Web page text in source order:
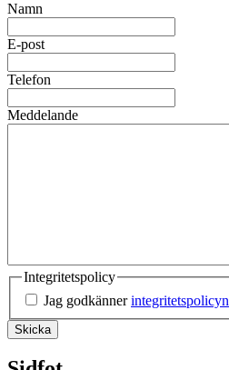
Namn
E-post
Telefon
Meddelande
Integritetspolicy
Jag godkännerintegritetspolicyn